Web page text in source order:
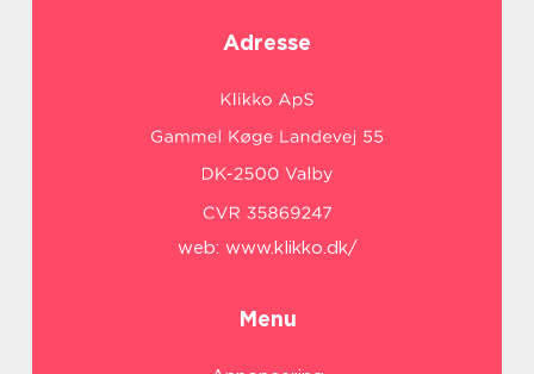
Adresse
web: www.klikko.dk/
Menu